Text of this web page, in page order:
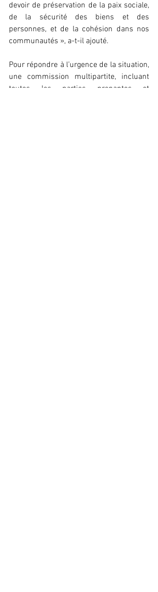
devoir de préservation de la paix sociale,
de la sécurité des biens et des
personnes, et de la cohésion dans nos
communautés », a-t-il ajouté.
Pour répondre à l’urgence de la situation,
une commission multipartite, incluant
toutes les parties prenantes et